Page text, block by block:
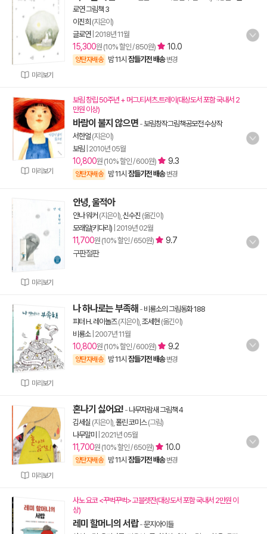
미리보기
로연 그림책 3
이진희 (지은이)
글로연| 2018년 11월
15,300원 (10% 할인 / 850원) 10.0
양탄자배송 밤 11시 잠들기전 배송 변경
미리보기
보림 창립 50주년 + 머그.티셔츠.트레이(대상도서 포함 국내서 2
만원 이상)
바람이 불지 않으면 -보림창작그림책공모전 수상작
서한얼 (지은이)
보림 2010년 05월
10,800원 (10% 할인 / 600원) 9.3
양탄자배송 밤 11시 잠들기전 배송 변경
미리보기
안녕, 울적아
안나 워커 (지은이), 신수진 (옮긴이)
모래알(키다리) 2019년 02월
11,700원 (10% 할인 / 650원)
9.7
구판절판
미리보기
나 하나로는 부족해 - 비룡소의 그림동화 188
피터 H. 레이놀즈(지은이), 조세현 (옮긴이)
비룡소| 2007년 11월
10,800원 (10% 할인 / 600원) 9.2
양탄자배송 밤 11시 잠들기전 배송 변경
미리보기
혼나기 싫어요! - 나무자람새 그림책 4
김세실 (지은이), 폴린 코미스(그림)
나무말미
2021년 05월
11,700원 (10% 할인 / 650원) 10.0
양탄자배송 밤 11시 잠들기전 배송 변경
사노 요코 <꾸벅꾸벅> 고블렛잔(대상도서 포함 국내서 2만원 이
상)
레미 할머니의 서랍-문지아이들